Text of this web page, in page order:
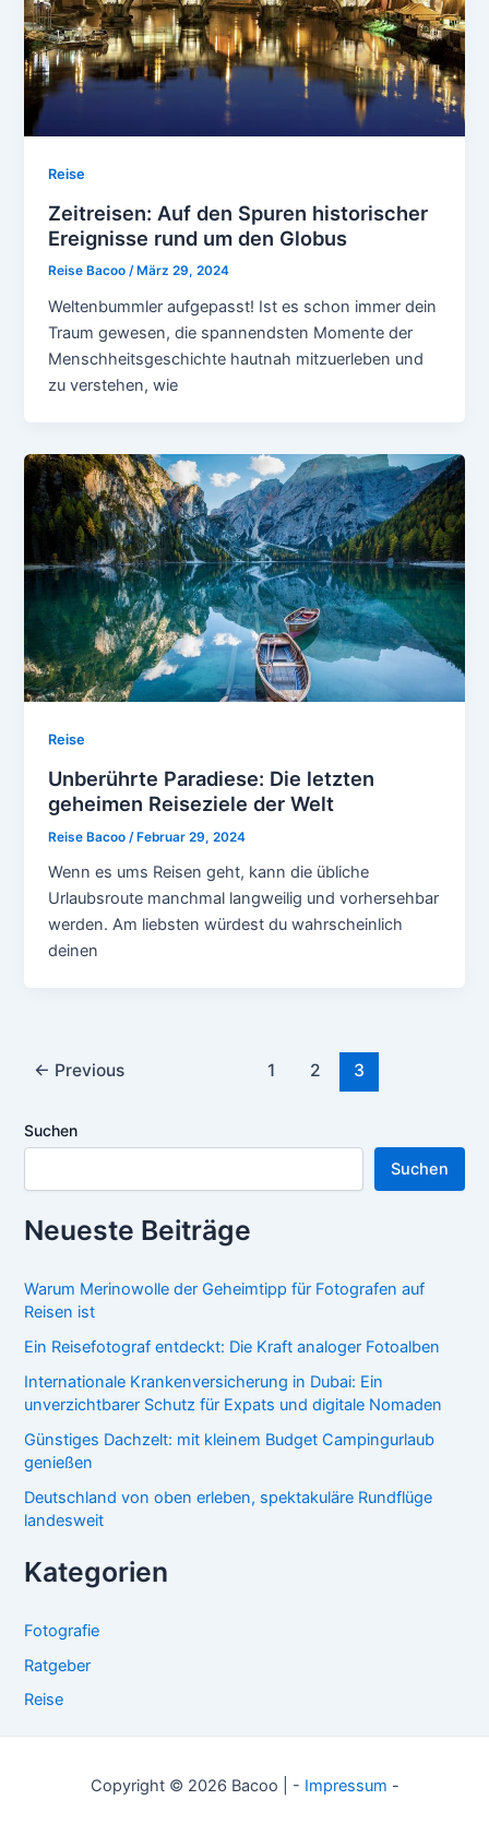
Reise
Zeitreisen: Auf den Spuren historischer
Ereignisse rund um den Globus
Reise Bacoo/ März 29, 2024
Weltenbummler aufgepasst! Ist es schon immer dein
Traum gewesen, die spannendsten Momente der
Menschheitsgeschichte hautnah mitzuerleben und
zu verstehen, wie
Reise
Unberührte Paradiese: Die letzten
geheimen Reiseziele der Welt
Reise Bacoo /Februar 29, 2024
Wenn es ums Reisen geht, kann die übliche
Urlaubsroute manchmal langweilig und vorhersehbar
werden. Am liebsten würdest du wahrscheinlich
deinen
Post← Previous 1 2 3
Suchen
Suchen
Neueste Beiträge
Warum Merinowolle der Geheimtipp für Fotografen auf
Reisen ist
Ein Reisefotograf entdeckt: Die Kraft analoger Fotoalben
Internationale Krankenversicherung in Dubai: Ein
unverzichtbarer Schutz für Expats und digitale Nomaden
Günstiges Dachzelt: mit kleinem Budget Campingurlaub
genießen
Deutschland von oben erleben, spektakuläre Rundflüge
landesweit
Kategorien
Fotografie
Ratgeber
Reise
Copyright © 2026 Bacoo | - Impressum -